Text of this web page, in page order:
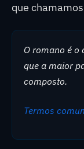
que
O romano é o
que a maior
composto.
Termos